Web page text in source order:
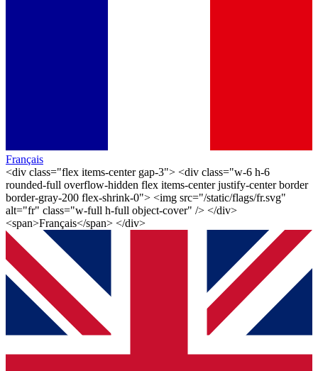
Français
<div class="flex items-center gap-3"> <div class="w-6 h-6
rounded-full overflow-hidden flex items-center justify-center border
border-gray-200 flex-shrink-0"> <img src="/static/flags/fr.svg"
alt="fr" class="w-full h-full object-cover" /> </div>
<span>Français</span> </div>